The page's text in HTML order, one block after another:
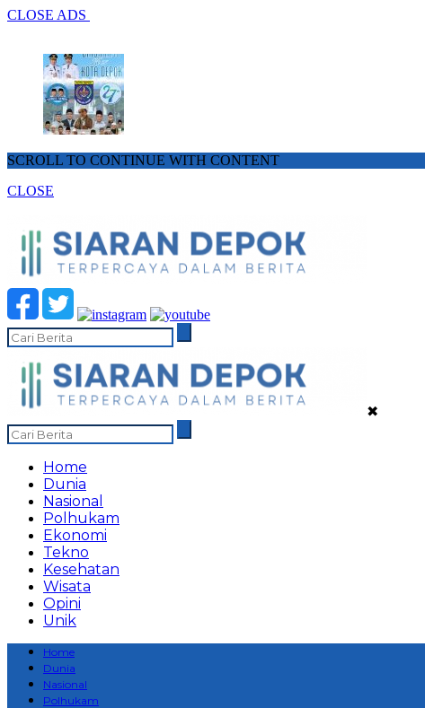
CLOSE ADS
SCROLL TO CONTINUE WITH CONTENT
CLOSE
✖
Home
Dunia
Nasional
Polhukam
Ekonomi
Tekno
Kesehatan
Wisata
Opini
Unik
Home
Dunia
Nasional
Polhukam